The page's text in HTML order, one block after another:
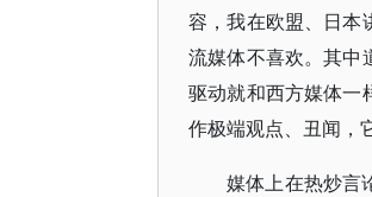
容，我在欧盟、日本
流媒体不喜欢。其中
驱动就和西方媒体
作极端观点、丑闻，
媒体上在热炒言